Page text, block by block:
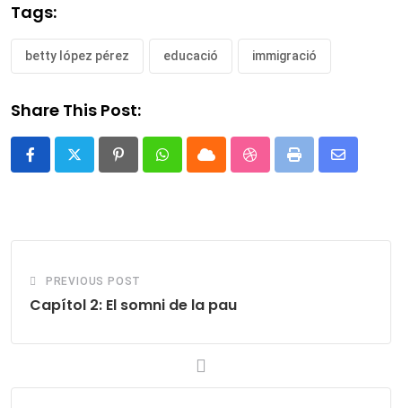
Tags:
betty lópez pérez educació immigració
Share This Post:
PinterestWhatsappCloud StumbleUpon
Print
Share
PREVIOUS POST
Capítol 2: El somni de la pau